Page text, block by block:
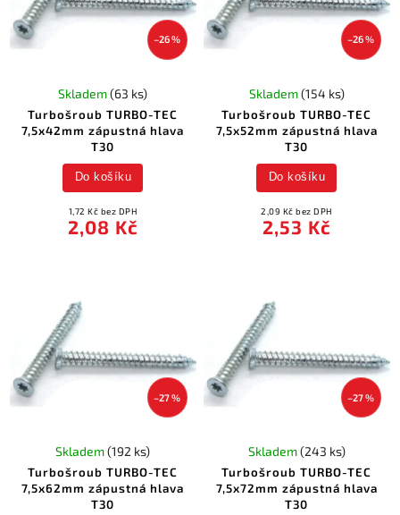
–26 %
Turbošroub TURBO-TEC
7,5x42mm zápustná hlava
T30
Skladem(63 ks)
1,72 Kč bez DPH
2,08 Kč
Do košíku
–26 %
Turbošroub TURBO-TEC
7,5x52mm zápustná hlava
T30
Skladem(154 ks)
2,09 Kč bez DPH
2,53 Kč
Do košíku
–27 %
Turbošroub TURBO-TEC
7,5x62mm zápustná hlava
T30
Skladem(192 ks)
–27 %
Turbošroub TURBO-TEC
7,5x72mm zápustná hlava
T30
Skladem(243 ks)